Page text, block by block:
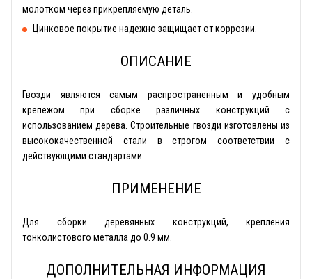
молотком через прикрепляемую деталь.
Цинковое покрытие надежно защищает от коррозии.
ОПИСАНИЕ
Гвозди являются самым распространенным и удобным
крепежом при сборке различных конструкций с
использованием дерева. Строительные гвозди изготовлены из
высококачественной стали в строгом соответствии с
действующими стандартами.
ПРИМЕНЕНИЕ
Для сборки деревянных конструкций, крепления
тонколистового металла до 0.9 мм.
ДОПОЛНИТЕЛЬНАЯ ИНФОРМАЦИЯ